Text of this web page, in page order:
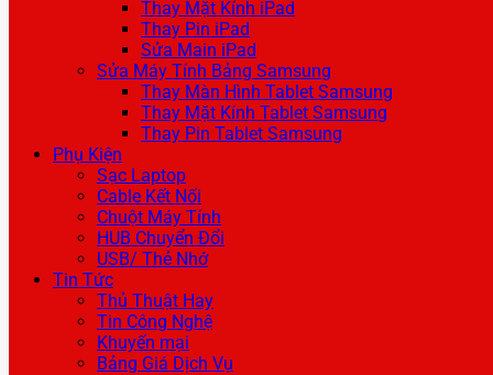
Thay Mặt Kính iPad
Thay Pin iPad
Sửa Main iPad
Sửa Máy Tính Bảng Samsung
Thay Màn Hình Tablet Samsung
Thay Mặt Kính Tablet Samsung
Thay Pin Tablet Samsung
Phụ Kiện
Sạc Laptop
Cable Kết Nối
Chuột Máy Tính
HUB Chuyển Đổi
USB/ Thẻ Nhớ
Tin Tức
Thủ Thuật Hay
Tin Công Nghệ
Khuyến mại
Bảng Giá Dịch Vụ